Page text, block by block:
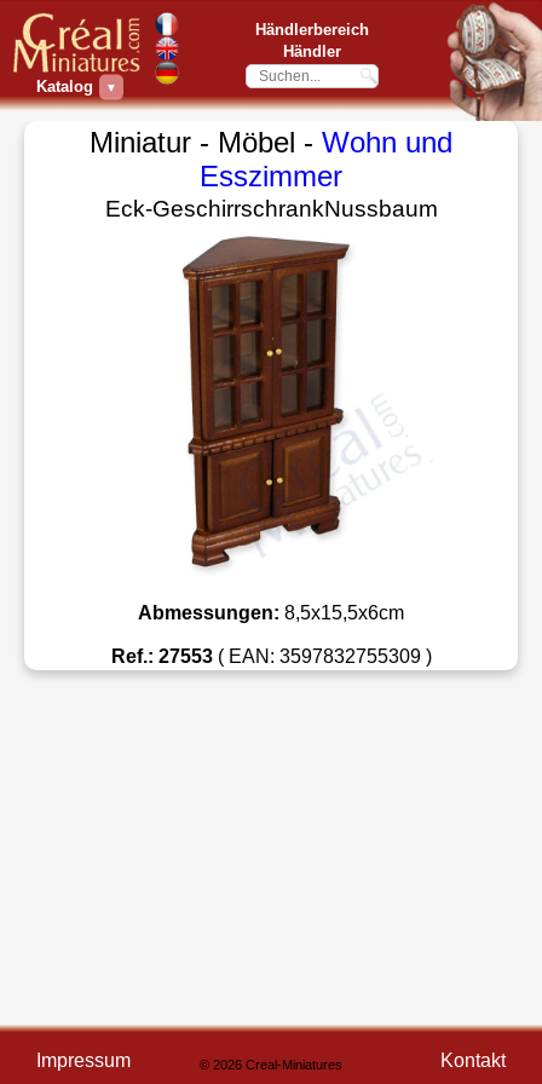
Katalog ▼
Händlerbereich
Händler
Miniatur - Möbel - Wohn und
Esszimmer
Eck-GeschirrschrankNussbaum
Abmessungen: 8,5x15,5x6cm
Ref.: 27553( EAN: 3597832755309 )
Impressum © 2026 Creal-Miniatures Kontakt